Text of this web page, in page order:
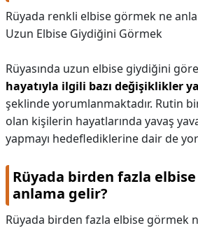
Rüyada renkli elbise görmek ne
Uzun Elbise Giydiğini Görmek
Rüyasında uzun elbise giydiğini
hayatıyla ilgili bazı değişiklikler
şeklinde yorumlanmaktadır. Rutin
olan kişilerin hayatlarında yavaş
yapmayı hedeflediklerine dair de
Rüyada birden fazla
anlama gelir?
Rüyada birden fazla elbise görmek